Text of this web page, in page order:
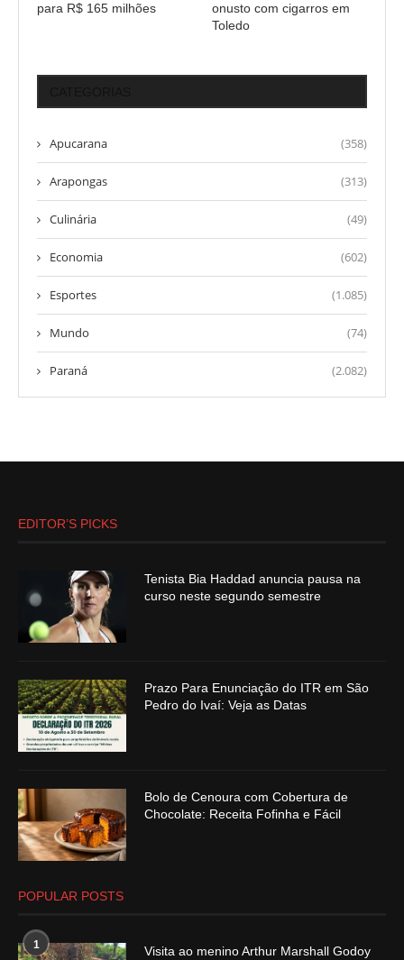
para R$ 165 milhões
onusto com cigarros em
Toledo
Apucarana (358)
Arapongas (313)
Culinária (49)
Economia (602)
Esportes (1.085)
Mundo (74)
Paraná (2.082)
EDITOR’S PICKS
Tenista Bia Haddad anuncia pausa na
curso neste segundo semestre
Prazo Para Enunciação do ITR em São
Pedro do Ivaí: Veja as Datas
Bolo de Cenoura com Cobertura de
Chocolate: Receita Fofinha e Fácil
POPULAR POSTS
1
Visita ao menino Arthur Marshall Godoy